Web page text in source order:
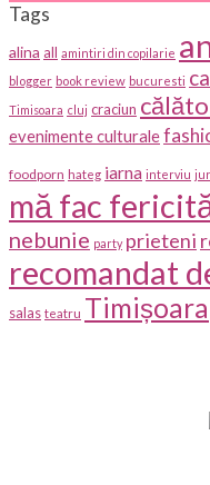
Tags
alina all amintiri din copilarie
blogger book review bucuresti
Timisoara cluj craciun
evenimente culturale
foodporn hateg iarna interviu
mă fac
nebunie party prieteni
recomandat
salas teatru Timișoara